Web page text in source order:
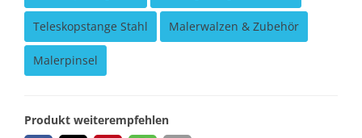
Teleskopstange Stahl Malerwalzen & Zubehör
Malerpinsel
Produkt weiterempfehlen